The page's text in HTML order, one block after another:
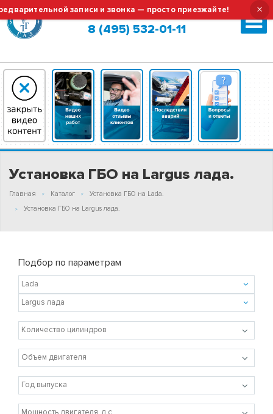
записи и звонка — просто приезжайте! ×
Москва (сменить город?)
8 (495) 532-01-11
Установка ГБО на Largus лада.
Главная Каталог
Установка ГБО на Lada.
Установка ГБО на Largus лада.
Подбор по параметрам